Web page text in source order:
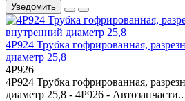
Уведомить
4P924 Трубка гофрированная,
диаметр 25,8
4P926
4P924 Трубка гофрированная,
диаметр 25,8 - 4P926 - Автозапчасти..